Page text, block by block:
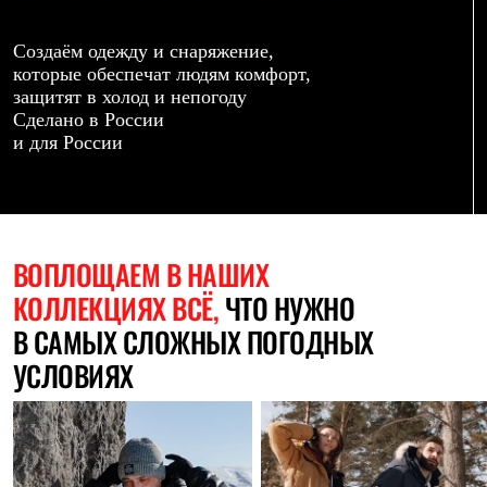
Среднее термобелье
Легкое термобелье
Лёгкая одежда
Футболки
Рубашки
Толстовки
Женская одежда
Брюки
Жилеты
Утепленная синтетикой
Куртки
Брюки
Штормовая одежда
Куртки
Софтшелл одежда
Куртки
Брюки
Лёгкая одежда
Создаём одежду и снаряжение,
которые обеспечат людям комфорт,
защитят в холод и непогоду
Сделано в России
и для России
ВОПЛОЩАЕМВ НАШИХ
КОЛЛЕКЦИЯХ ВСЁ,ЧТО НУЖНО
В САМЫХ СЛОЖНЫХ ПОГОДНЫХ
УСЛОВИЯХ